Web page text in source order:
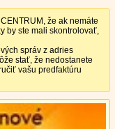
že ak nemáte
by ste mali skontrolovať,
správ z adries
stať, že nedostanete
vašu predfaktúru